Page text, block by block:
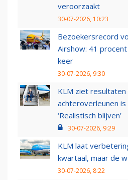
veroorzaakt
30-07-2026, 10:23
Bezoekersrecord
Airshow: 41
keer
30-07-2026, 9:30
KLM ziet
achteroverleunen
‘Realistisch blijven’
30-07-2026, 9:29
KLM laat
kwartaal, maar de
30-07-2026, 8:22